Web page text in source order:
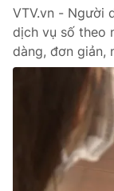
VTV.vn - Người
dịch vụ số theo
dàng, đơn giản,